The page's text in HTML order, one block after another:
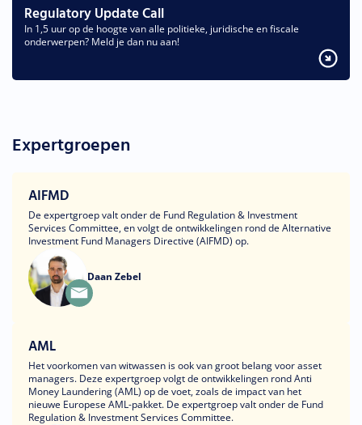
Regulatory Update Call
In 1,5 uur op de hoogte van alle politieke, juridische en fiscale
onderwerpen? Meld je dan nu aan!
Expertgroepen
AIFMD
De expertgroep valt onder de Fund Regulation & Investment
Services Committee, en volgt de ontwikkelingen rond de Alternative
Investment Fund Managers Directive (AIFMD) op.
Daan Zebel
AML
Het voorkomen van witwassen is ook van groot belang voor asset
managers. Deze expertgroep volgt de ontwikkelingen rond Anti
Money Laundering (AML) op de voet, zoals de impact van het
nieuwe Europese AML-pakket. De expertgroep valt onder de Fund
Regulation & Investment Services Committee.